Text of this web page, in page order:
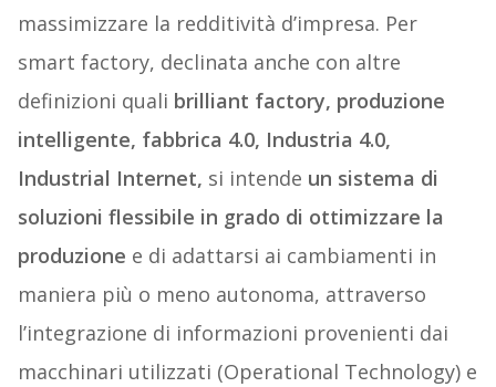
massimizzare la redditività d’impresa. Per
smart factory, declinata anche con altre
definizioni quali brilliant factory, produzione
intelligente, fabbrica 4.0, Industria 4.0,
Industrial Internet, si intende un sistema di
soluzioni flessibile in grado di ottimizzare la
produzione e di adattarsi ai cambiamenti in
maniera più o meno autonoma, attraverso
l’integrazione di informazioni provenienti dai
macchinari utilizzati (Operational Technology) e